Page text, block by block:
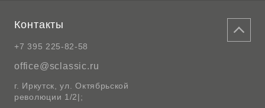
Контакты
+7 395 225-82-58
office@sclassic.ru
г. Иркутск, ул. Октябрьской
революции 1/2|;